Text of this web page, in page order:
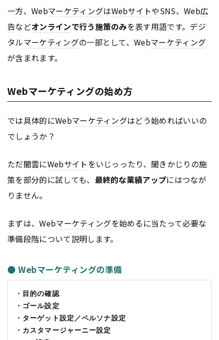
一方、WebマーケティングはWebサイトやSNS、Web広
告などオンラインで行う施策のみを表す用語です。デジ
タルマーケティングの一部として、Webマーケティング
が含まれます。
Webマーケティングの始め方
では具体的にWebマーケティングはどう始めればいいの
でしょうか？
ただ闇雲にWebサイトをいじっったり、聞きかじりの施
策を部分的に試しても、 最終的な業績アップにはつなが
りません。
まずは、Webマーケティングを始めるに当たって必要な
準備段階について説明します。
● Webマーケティングの準備
・目的の確認
・ゴール設定
・ターゲット設定／ペルソナ設定
・カスタマージャーニー設定